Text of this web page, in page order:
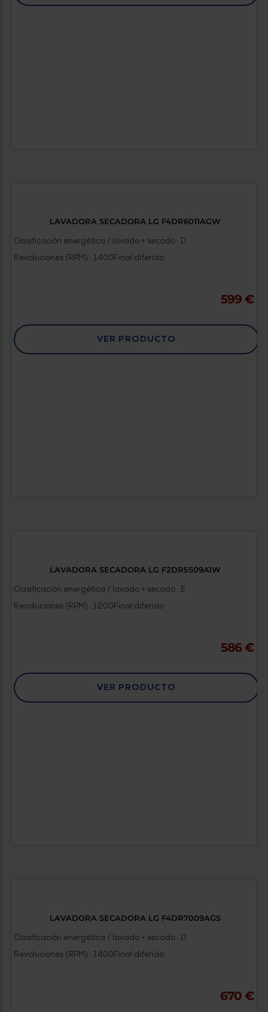
LAVADORA SECADORA LG F4DR6011AGW
Clasificación energética / lavado + secado : D
Revoluciones (RPM) : 1400Final diferido
599 €
VER PRODUCTO
LAVADORA SECADORA LG F2DR5S09A1W
Clasificación energética / lavado + secado : E
Revoluciones (RPM) : 1200Final diferido
586 €
VER PRODUCTO
LAVADORA SECADORA LG F4DR7009AGS
Clasificación energética / lavado + secado : D
Revoluciones (RPM) : 1400Final diferido
670 €